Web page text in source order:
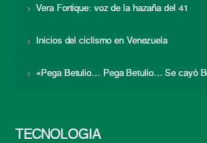
Vera Fortique: voz de la hazaña del 41
Inicios del ciclismo en Venezuela
«Pega Betulio… Pega Betulio… Se cayó
TECNOLOGÍA